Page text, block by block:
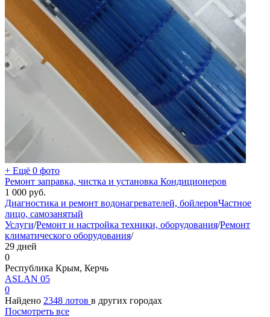
+ Ещё 0 фото
Ремонт заправка, чистка и установка Кондиционеров
1 000 руб.
Диагностика и ремонт водонагревателей, бойлеровЧастное
лицо, самозанятый
Услуги/Ремонт и настройка техники, оборудования/Ремонт
климатического оборудования/
29 дней
0
Республика Крым, Керчь
ASLAN 05
0
Найдено 2348 лотов в других городах
Посмотреть все